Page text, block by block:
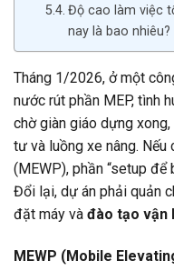
Độ cao làm việc
nay là bao nhiêu?
Tháng 1/2026, ở một
nước rút phần MEP, tình
chờ giàn giáo dựng
tư và luồng xe nâng. Nếu
(MEWP), phần “setup
Đổi lại, dự án phải quản
đặt máy và đào tạo vận
MEWP (Mobile